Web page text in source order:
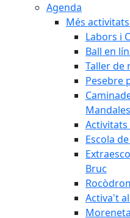
Agenda
Més
Labors i
Ball en
Taller de
Pesebre
Mandales
Escola
Bruc
Activa't